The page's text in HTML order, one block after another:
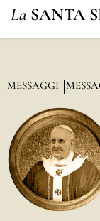
La SANTA
MESSAGGI